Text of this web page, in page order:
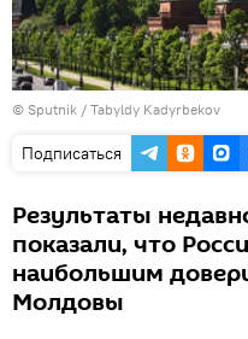
© Sputnik / Tabyldy Kadyrbekov
Подписаться
Результаты
показали, что
наибольшим
Молдовы